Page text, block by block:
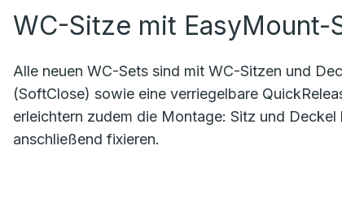
WC-Sitze mit EasyMount-
Alle neuen WC-Sets sind mit WC-Sitzen und
(SoftClose) sowie eine verriegelbare
erleichtern zudem die Montage: Sitz und
anschließend fixieren.